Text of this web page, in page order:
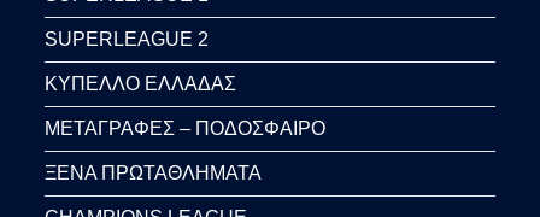
SUPERLEAGUE 2
ΚΥΠΕΛΛΟ ΕΛΛΑΔΑΣ
ΜΕΤΑΓΡΑΦΕΣ – ΠΟΔΟΣΦΑΙΡΟ
ΞΕΝΑ ΠΡΩΤΑΘΛΗΜΑΤΑ